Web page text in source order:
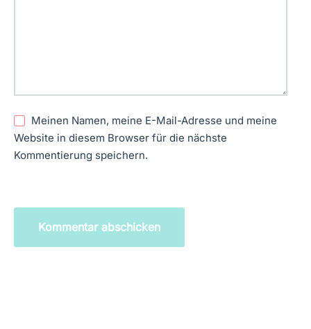
Meinen Namen, meine E-Mail-Adresse und meine
Website in diesem Browser für die nächste
Kommentierung speichern.
Kommentar abschicken